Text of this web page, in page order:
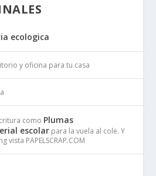
ecologica
y oficina para tu casa
como Plumas
escolar para la vuela al cole. Y
vista PAPELSCRAP.COM